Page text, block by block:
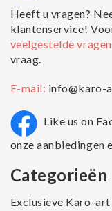
Heeft u vragen?
klantenservice!
veelgestelde
vraag.
E-mail: info@karo-
Like us on
onze aanbiedingen
Categorieën
Exclusieve Karo-